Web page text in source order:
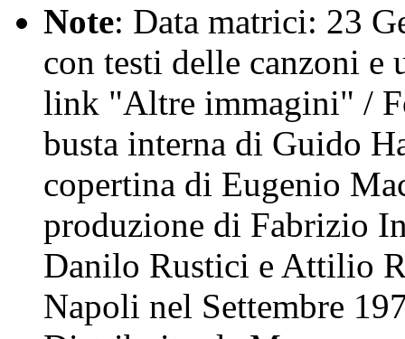
Note: Data matrici: 23
con testi delle canzoni
link "Altre immagini" /
busta interna di Guido
copertina di Eugenio
produzione di Fabrizio
Danilo Rustici e Attilio
Napoli nel Settembre